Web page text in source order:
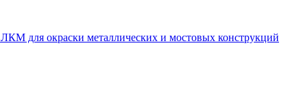
ЛКМ для окраски металлических и мостовых конструкций